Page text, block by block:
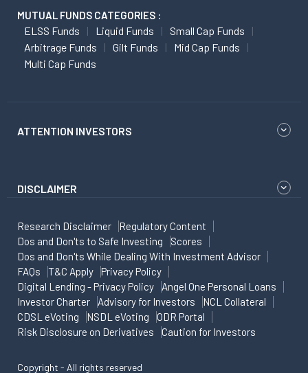
MUTUAL FUNDS CATEGORIES :
ELSS Funds Liquid Funds
Small Cap Funds
Arbitrage Funds
Gilt Funds
Mid Cap Funds
Multi Cap Funds
ATTENTION INVESTORS
DISCLAIMER
Research Disclaimer
Regulatory Content
Dos and Don'ts to Safe Investing
Scores
Dos and Don'ts While Dealing With Investment Advisor
FAQs
T&C Apply
Privacy Policy
Digital Lending - Privacy Policy
Angel One Personal Loans
Investor Charter
Advisory for Investors
NCL Collateral
CDSL eVoting
NSDL eVoting
ODR Portal
Risk Disclosure on Derivatives
Caution for Investors
Copyright - All rights reserved